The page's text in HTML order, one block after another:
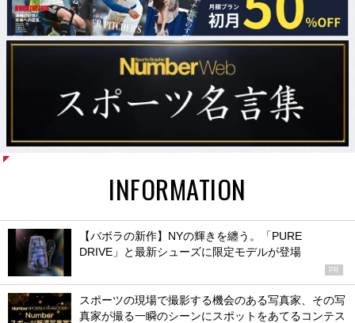
INFORMATION
【バボラの新作】NYの輝きを纏う。「PURE
DRIVE」と最新シューズに限定モデルが登場
PR
スポーツの現場で撮影する機会のある写真家、その写
真家が撮る一瞬のシーンにスポットをあてるコンテス